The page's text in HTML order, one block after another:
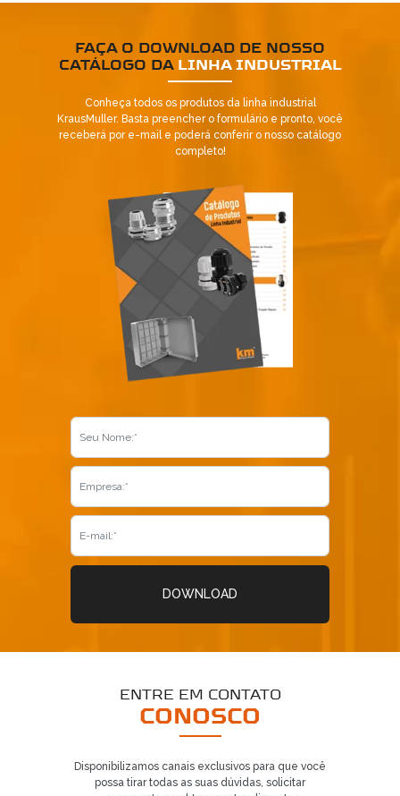
FAÇA O DOWNLOAD DE NOSSO
CATÁLOGO DA LINHA INDUSTRIAL
Conheça todos os produtos da linha industrial
KrausMuller. Basta preencher o formulário e pronto, você
receberá por e-mail e poderá conferir o nosso catálogo
completo!
DOWNLOAD
ENTRE EM CONTATO
CONOSCO
Disponibilizamos canais exclusivos para que você
possa tirar todas as suas dúvidas, solicitar
Já é nosso cliente?